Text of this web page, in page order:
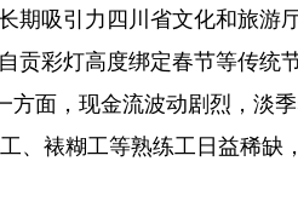
期吸引力四川省文化和旅游厅
贡彩灯高度绑定春节等传统
方面，现金流波动剧烈，淡
、裱糊工等熟练工日益稀缺